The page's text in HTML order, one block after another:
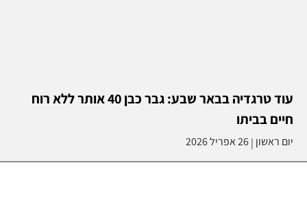
עוד טרגדיה בבאר שבע: גבר כבן 40 אותר ללא רוח
חיים בביתו
יום ראשון |26 אפריל 2026